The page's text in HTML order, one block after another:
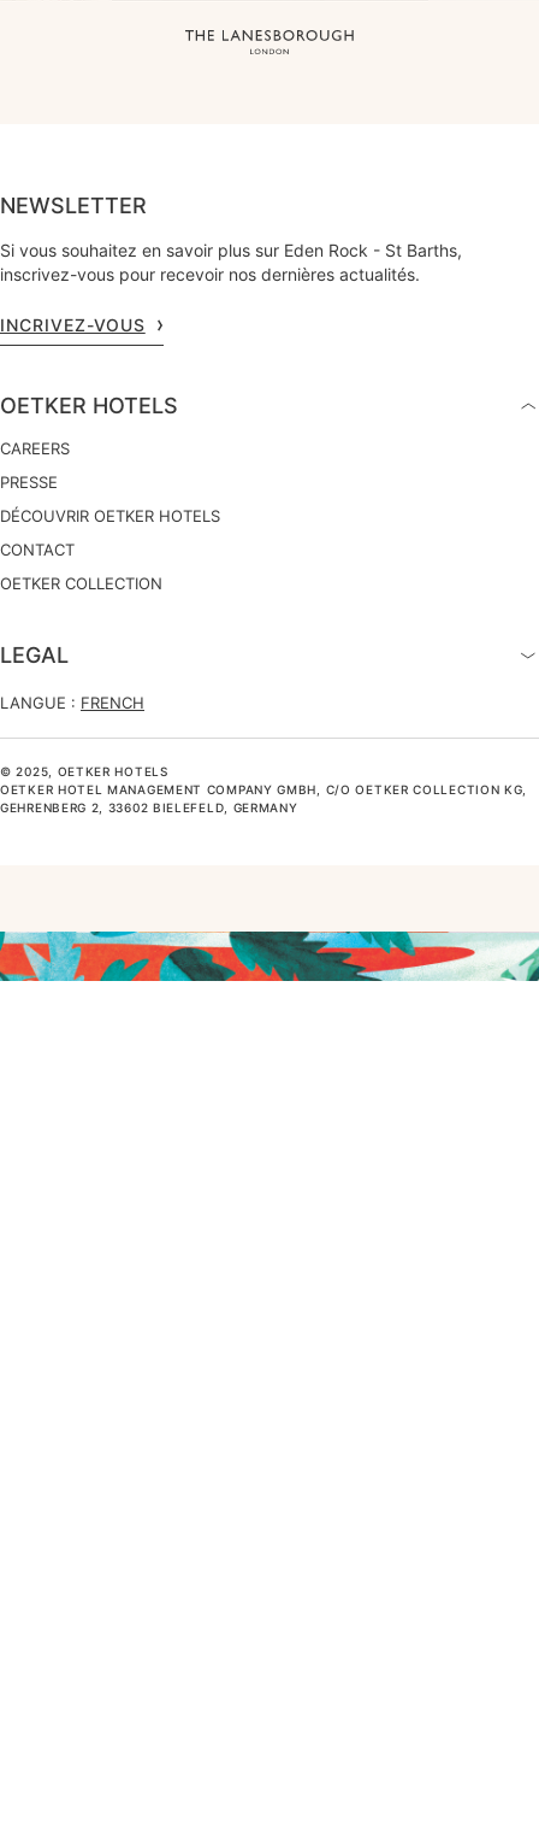
NEWSLETTER
Si vous souhaitez en savoir plus sur Eden Rock - St Barths,
inscrivez-vous pour recevoir nos dernières actualités.
INCRIVEZ-VOUS
OETKER HOTELS
CAREERS
PRESSE
DÉCOUVRIR OETKER HOTELS
CONTACT
OETKER COLLECTION
LEGAL
LANGUE : FRENCH
© 2025, OETKER HOTELS
OETKER HOTEL MANAGEMENT COMPANY GMBH, C/O OETKER COLLECTION KG,
GEHRENBERG 2, 33602 BIELEFELD, GERMANY